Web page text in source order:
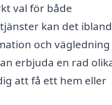
val för både
kan det ibland
och vägledning
erbjuda en rad
att få ett hem eller